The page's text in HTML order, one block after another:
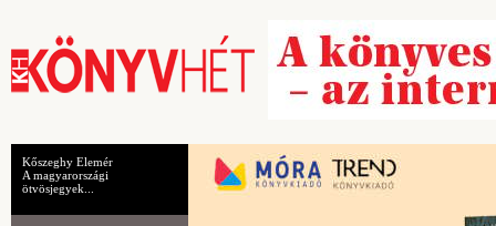
Kőszeghy Elemér
A magyarországi
ötvösjegyek...